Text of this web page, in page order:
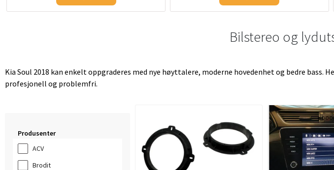
Bilstereo og
Kia Soul 2018 kan enkelt oppgraderes med nye høyttalere, moderne hovedenhet og bedre
profesjonell og problemfri.
Produsenter
ACV
Brodit